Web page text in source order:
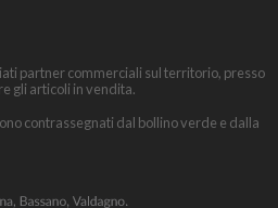
partner commerciali sul territorio, presso
gli articoli in vendita.
contrassegnati dal bollino verde e dalla